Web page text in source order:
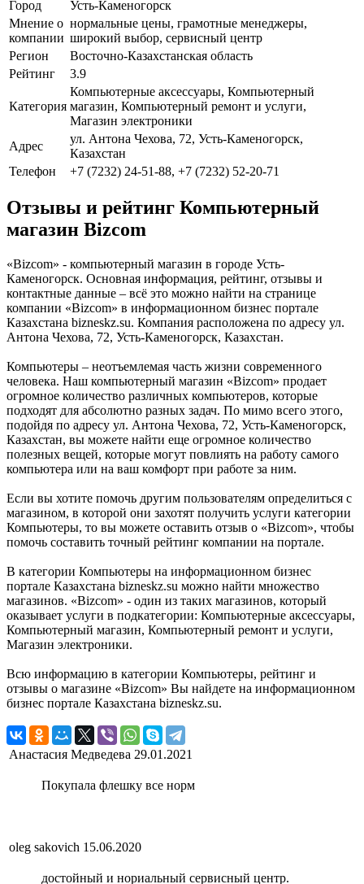
Город
Усть-Каменогорск
Мнение о
компании
нормальные цены, грамотные менеджеры,
широкий выбор, сервисный центр
Регион
Восточно-Казахстанская область
Рейтинг
3.9
Категория
Компьютерные аксессуары, Компьютерный
магазин, Компьютерный ремонт и услуги,
Магазин электроники
Адрес
ул. Антона Чехова, 72, Усть-Каменогорск,
Казахстан
Телефон
+7 (7232) 24-51-88, +7 (7232) 52-20-71
Отзывы и рейтинг Компьютерный
магазин Bizcom
«Bizcom» - компьютерный магазин в городе Усть-
Каменогорск. Основная информация, рейтинг, отзывы и
контактные данные – всё это можно найти на странице
компании «Bizcom» в информационном бизнес портале
Казахстана bizneskz.su. Компания расположена по адресу ул.
Антона Чехова, 72, Усть-Каменогорск, Казахстан.
Компьютеры – неотъемлемая часть жизни современного
человека. Наш компьютерный магазин «Bizcom» продает
огромное количество различных компьютеров, которые
подходят для абсолютно разных задач. По мимо всего этого,
подойдя по адресу ул. Антона Чехова, 72, Усть-Каменогорск,
Казахстан, вы можете найти еще огромное количество
полезных вещей, которые могут повлиять на работу самого
компьютера или на ваш комфорт при работе за ним.
Если вы хотите помочь другим пользователям определиться с
магазином, в которой они захотят получить услуги категории
Компьютеры, то вы можете оставить отзыв о «Bizcom», чтобы
помочь составить точный рейтинг компании на портале.
В категории Компьютеры на информационном бизнес
портале Казахстана bizneskz.su можно найти множество
магазинов. «Bizcom» - один из таких магазинов, который
оказывает услуги в подкатегории: Компьютерные аксессуары,
Компьютерный магазин, Компьютерный ремонт и услуги,
Магазин электроники.
Всю информацию в категории Компьютеры, рейтинг и
отзывы о магазине «Bizcom» Вы найдете на информационном
бизнес портале Казахстана bizneskz.su.
Анастасия Медведева 29.01.2021
Покупала флешку все норм
oleg sakovich 15.06.2020
достойный и нориальный сервисный центр.